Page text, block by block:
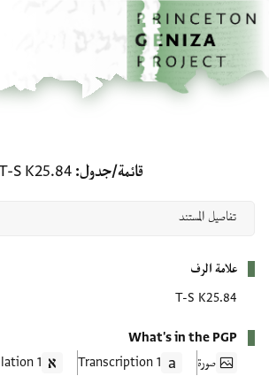
إلى المحتوى الرئيسي
الرئيسية
قائمة/جدول T-S K25.84
علامة الرف
T-S K25.84
What's in the PGP
صورة
1 Transcription
1 Translation